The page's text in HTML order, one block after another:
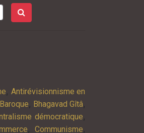
Antirévisionnisme en
Baroque Bhagavad Gîtâ
démocratique
,Communisme